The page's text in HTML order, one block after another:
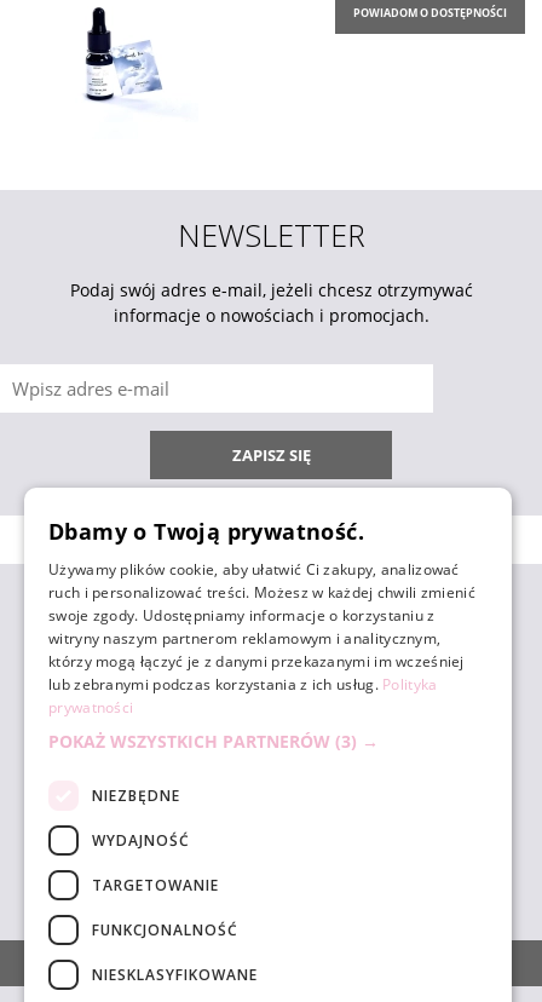
POWIADOM O DOSTĘPNOŚCI
NEWSLETTER
Podaj swój adres e-mail, jeżeli chcesz otrzymywać
informacje o nowościach i promocjach.
ZAPISZ SIĘ
ZAKUPY
POMOC
MOJE KONTO
sklep@unicornbeauty.com.pl
Dbamy o Twoją prywatność.
Używamy plików cookie, aby ułatwić Ci zakupy, analizować
ruch i personalizować treści. Możesz w każdej chwili zmienić
swoje zgody. Udostępniamy informacje o korzystaniu z
witryny naszym partnerom reklamowym i analitycznym,
którzy mogą łączyć je z danymi przekazanymi im wcześniej
lub zebranymi podczas korzystania z ich usług. Polityka
prywatności
POKAŻ WSZYSTKICH PARTNERÓW (3) →
NIEZBĘDNE
WYDAJNOŚĆ
TARGETOWANIE
FUNKCJONALNOŚĆ
NIESKLASYFIKOWANE